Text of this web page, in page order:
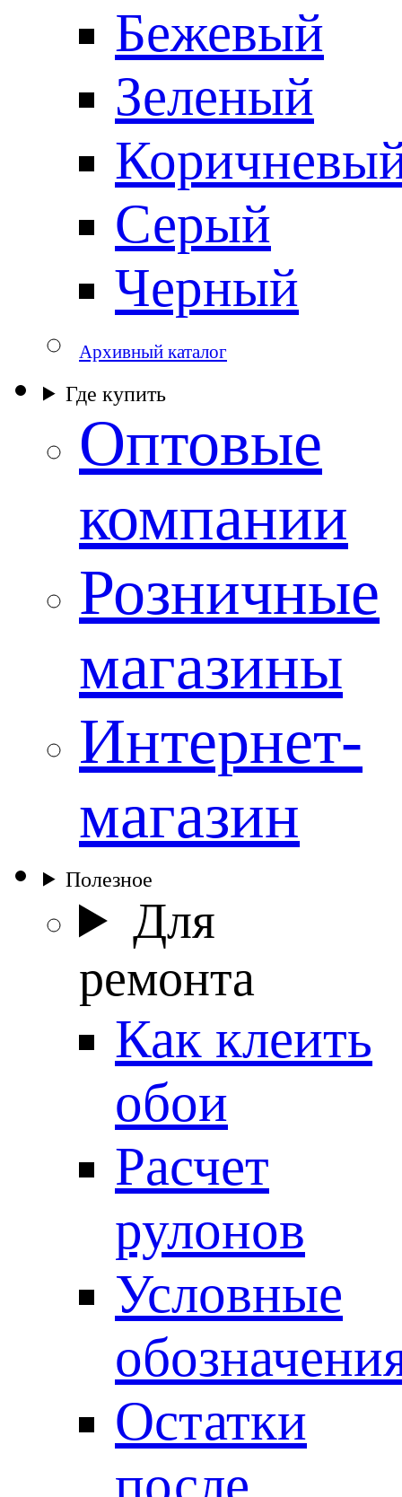
Бежевый
Зеленый
Серый
Черный
Архивный каталог
Где купить
Оптовые
компании
Розничные
магазины
Интернет-
магазин
Полезное
Для
ремонта
Как клеить
обои
Расчет
рулонов
Условные
Остатки
после